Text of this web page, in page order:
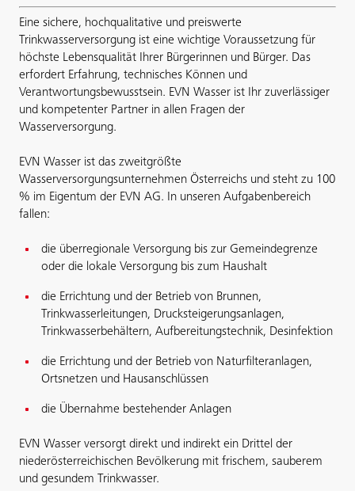
Eine sichere, hochqualitative und preiswerte
Trinkwasserversorgung ist eine wichtige Voraussetzung für
höchste Lebensqualität Ihrer Bürgerinnen und Bürger. Das
erfordert Erfahrung, technisches Können und
Verantwortungsbewusstsein. EVN Wasser ist Ihr zuverlässiger
und kompetenter Partner in allen Fragen der
Wasserversorgung.
EVN Wasser ist das zweitgrößte
Wasserversorgungsunternehmen Österreichs und steht zu 100
% im Eigentum der EVN AG. In unseren Aufgabenbereich
fallen:
die überregionale Versorgung bis zur Gemeindegrenze
oder die lokale Versorgung bis zum Haushalt
die Errichtung und der Betrieb von Brunnen,
Trinkwasserleitungen, Drucksteigerungsanlagen,
Trinkwasserbehältern, Aufbereitungstechnik, Desinfektion
die Errichtung und der Betrieb von Naturfilteranlagen,
Ortsnetzen und Hausanschlüssen
die Übernahme bestehender Anlagen
EVN Wasser versorgt direkt und indirekt ein Drittel der
niederösterreichischen Bevölkerung mit frischem, sauberem
und gesundem Trinkwasser.